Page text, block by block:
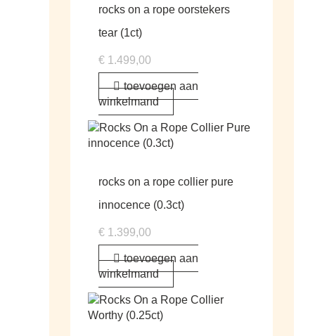
rocks on a rope oorstekers
tear (1ct)
€ 1.499,00
toevoegen aan
winkelmand
rocks on a rope collier pure
innocence (0.3ct)
€ 1.399,00
toevoegen aan
winkelmand